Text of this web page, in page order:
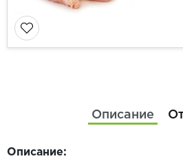
Описание
Описание: